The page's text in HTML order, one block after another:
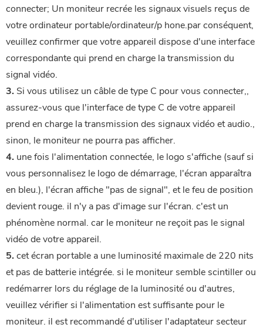
connecter; Un moniteur recrée les signaux visuels reçus de
votre ordinateur portable/ordinateur/p hone.par conséquent,
veuillez confirmer que votre appareil dispose d'une interface
correspondante qui prend en charge la transmission du
signal vidéo.
3. Si vous utilisez un câble de type C pour vous connecter,,
assurez-vous que l'interface de type C de votre appareil
prend en charge la transmission des signaux vidéo et audio.,
sinon, le moniteur ne pourra pas afficher.
4. une fois l'alimentation connectée, le logo s'affiche (sauf si
vous personnalisez le logo de démarrage, l'écran apparaîtra
en bleu.), l'écran affiche "pas de signal", et le feu de position
devient rouge. il n'y a pas d'image sur l'écran. c'est un
phénomène normal. car le moniteur ne reçoit pas le signal
vidéo de votre appareil.
5. cet écran portable a une luminosité maximale de 220 nits
et pas de batterie intégrée. si le moniteur semble scintiller ou
redémarrer lors du réglage de la luminosité ou d'autres,
veuillez vérifier si l'alimentation est suffisante pour le
moniteur. il est recommandé d'utiliser l'adaptateur secteur